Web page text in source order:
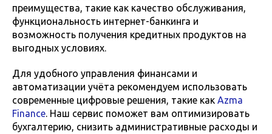
преимущества, такие как качество обслуживания,
функциональность интернет-банкинга и
возможность получения кредитных продуктов на
выгодных условиях.
Для удобного управления финансами и
автоматизации учёта рекомендуем использовать
современные цифровые решения, такие как Azma
Finance. Наш сервис поможет вам оптимизировать
бухгалтерию, снизить административные расходы и